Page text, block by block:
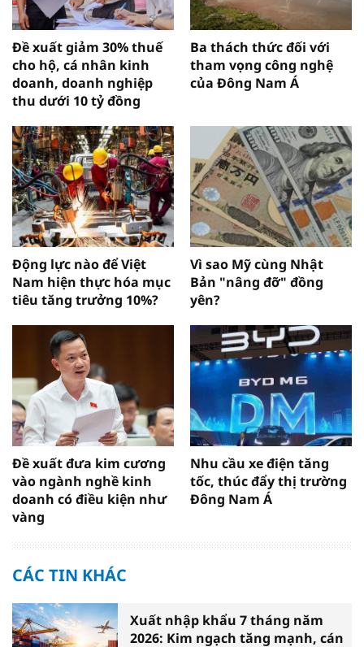
Đề xuất giảm 30% thuế
cho hộ, cá nhân kinh
doanh, doanh nghiệp
thu dưới 10 tỷ đồng
Ba thách thức đối với
tham vọng công nghệ
của Đông Nam Á
Động lực nào để Việt
Nam hiện thực hóa mục
tiêu tăng trưởng 10%?
Vì sao Mỹ cùng Nhật
Bản "nâng đỡ" đồng
yên?
Đề xuất đưa kim cương
vào ngành nghề kinh
doanh có điều kiện như
vàng
Nhu cầu xe điện tăng
tốc, thúc đẩy thị trường
Đông Nam Á
CÁC TIN KHÁC
Xuất nhập khẩu 7 tháng năm
2026: Kim ngạch tăng mạnh, cán